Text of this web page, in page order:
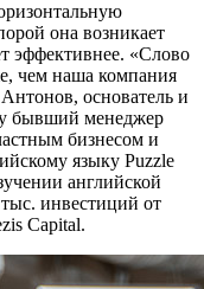
она возникает
эффективнее. «Слово
чем наша компания
основатель и
бывший менеджер
бизнесом и
языку Puzzle
английской
инвестиций от
Capital.